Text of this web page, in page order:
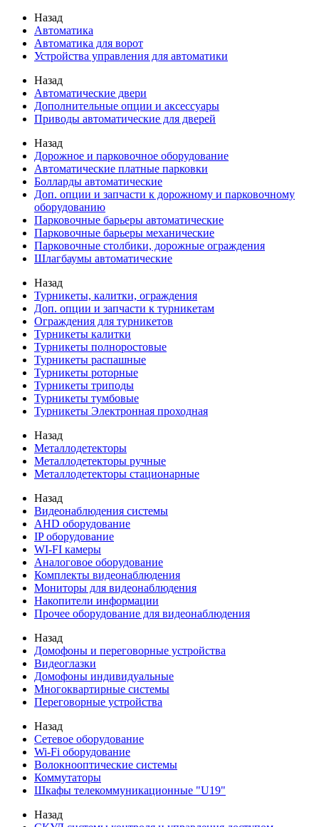
Назад
Автоматика
Автоматика для ворот
Устройства управления для автоматики
Назад
Автоматические двери
Дополнительные опции и аксессуары
Приводы автоматические для дверей
Назад
Дорожное и парковочное оборудование
Автоматические платные парковки
Болларды автоматические
Доп. опции и запчасти к дорожному и парковочному
оборудованию
Парковочные барьеры автоматические
Парковочные барьеры механические
Парковочные столбики, дорожные ограждения
Шлагбаумы автоматические
Назад
Турникеты, калитки, ограждения
Доп. опции и запчасти к турникетам
Ограждения для турникетов
Турникеты калитки
Турникеты полноростовые
Турникеты распашные
Турникеты роторные
Турникеты триподы
Турникеты тумбовые
Турникеты Электронная проходная
Назад
Металлодетекторы
Металлодетекторы ручные
Металлодетекторы стационарные
Назад
Видеонаблюдения cистемы
AHD оборудование
IP оборудование
WI-FI камеры
Аналоговое оборудование
Комплекты видеонаблюдения
Мониторы для видеонаблюдения
Накопители информации
Прочее оборудование для видеонаблюдения
Назад
Домофоны и переговорные устройства
Видеоглазки
Домофоны индивидуальные
Многоквартирные системы
Переговорные устройства
Назад
Сетевое оборудование
Wi-Fi оборудование
Волокнооптические системы
Коммутаторы
Шкафы телекоммуникационные "U19"
Назад